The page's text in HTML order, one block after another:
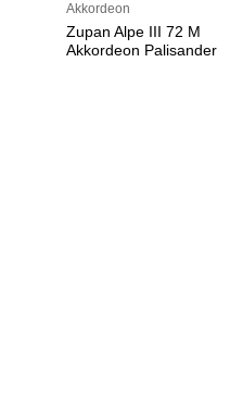
Akkordeon
Zupan Alpe III 72 M
Akkordeon Palisander